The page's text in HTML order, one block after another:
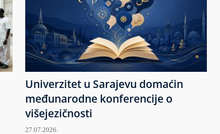
Univerzitet u Sarajevu domaćin
međunarodne konferencije o
višejezičnosti
27.07.2026.